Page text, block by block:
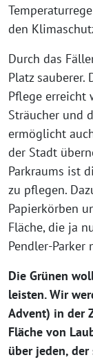
den
Durch das
Platz
Pflege erreicht
Sträucher und
ermöglicht
der Stadt
Parkraums ist
zu pflegen.
Papierkörben
Fläche, die ja
Pendler-Parker
Die Grünen
leisten. Wir
Advent) in der
Fläche von
über jeden,